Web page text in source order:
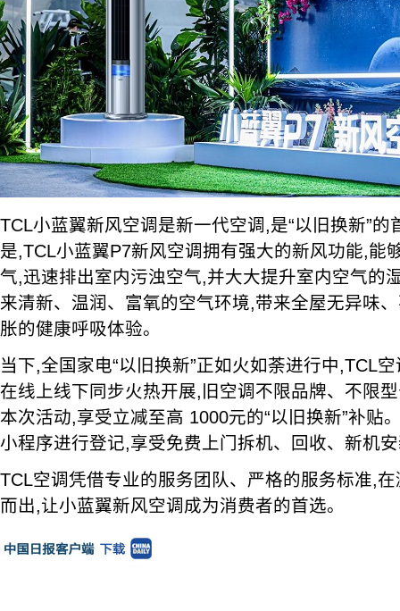
TCL小蓝翼新风空调是新一代空调,是“以旧换新”的
是,TCL小蓝翼P7新风空调拥有强大的新风功能,能
气,迅速排出室内污浊空气,并大大提升室内空气的
来清新、温润、富氧的空气环境,带来全屋无异味
胀的健康呼吸体验。
当下,全国家电“以旧换新”正如火如荼进行中,TCL
在线上线下同步火热开展,旧空调不限品牌、不限
本次活动,享受立减至高 1000元的“以旧换新”补贴
小程序进行登记,享受免费上门拆机、回收、新机
TCL空调凭借专业的服务团队、严格的服务标准,
而出,让小蓝翼新风空调成为消费者的首选。